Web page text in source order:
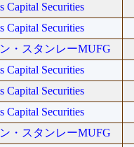
Capital Securities
Capital Securities
・スタンレーMUFG
Capital Securities
Capital Securities
Capital Securities
・スタンレーMUFG